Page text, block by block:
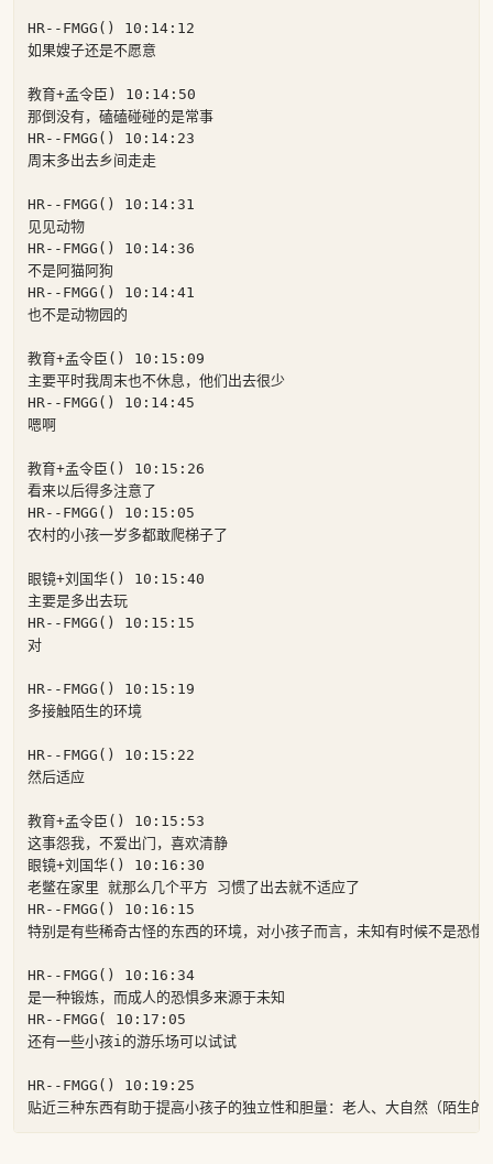
HR--FMGG() 10:14:12
如果嫂子还是不愿意
教育+孟令臣) 10:14:50
那倒没有，磕磕碰碰的是常事
HR--FMGG() 10:14:23
周末多出去乡间走走
HR--FMGG() 10:14:31
见见动物
HR--FMGG() 10:14:36
不是阿猫阿狗
HR--FMGG() 10:14:41
也不是动物园的
教育+孟令臣() 10:15:09
主要平时我周末也不休息，他们出去很少
HR--FMGG() 10:14:45
嗯啊
教育+孟令臣() 10:15:26
看来以后得多注意了
HR--FMGG() 10:15:05
农村的小孩一岁多都敢爬梯子了
眼镜+刘国华() 10:15:40
主要是多出去玩
HR--FMGG() 10:15:15
对
HR--FMGG() 10:15:19
多接触陌生的环境
HR--FMGG() 10:15:22
然后适应
教育+孟令臣() 10:15:53
这事怨我，不爱出门，喜欢清静
眼镜+刘国华() 10:16:30
老鳖在家里 就那么几个平方 习惯了出去就不适应了
HR--FMGG() 10:16:15
特别是有些稀奇古怪的东西的环境，对小孩子而言，未知有时候不是恐惧
HR--FMGG() 10:16:34
是一种锻炼，而成人的恐惧多来源于未知
HR--FMGG( 10:17:05
还有一些小孩i的游乐场可以试试
HR--FMGG() 10:19:25
贴近三种东西有助于提高小孩子的独立性和胆量：老人、大自然（陌生